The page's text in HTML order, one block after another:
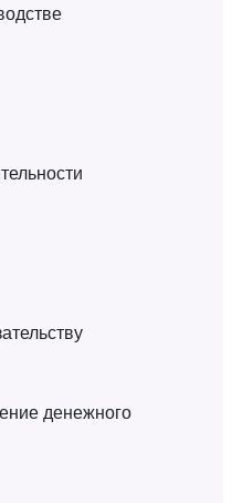
денежного